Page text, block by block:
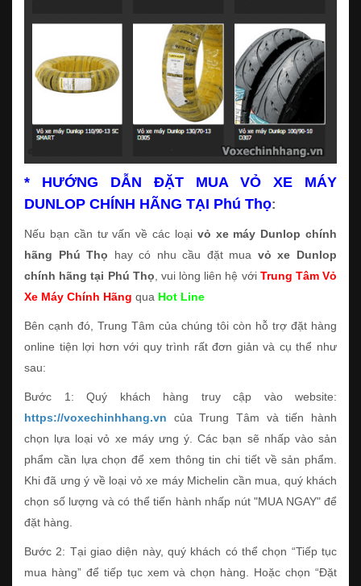
* HƯỚNG DẪN ĐẶT MUA VỎ XE MÁY
DUNLOP CHÍNH HÃNG TẠI Phú Thọ:
Nếu bạn cần tư vấn về các loại vỏ xe máy Dunlop chính
hãng Phú Thọ hay có nhu cầu đặt mua vỏ xe Dunlop
chính hãng tại Phú Thọ, vui lòng liên hệ với Trung Tâm Vỏ
Xe Máy Chính Hãng qua Hot Line
Bên cạnh đó, Trung Tâm của chúng tôi còn hỗ trợ đặt hàng
online tiện lợi hơn với quy trình rất đơn giản và cụ thể như
sau:
Bước 1: Quý khách hàng truy cập vào website:
https://voxechinhhang.vn của Trung Tâm và tiến hành
chọn lựa loại vỏ xe máy ưng ý. Các bạn sẽ nhấp vào sản
phẩm cần lựa chọn để xem thông tin chi tiết về sản phẩm.
Khi đã ưng ý về loại vỏ xe máy Michelin cần mua, quý khách
chọn số lượng và có thể tiến hành nhấp nút "MUA NGAY" để
đặt hàng.
Bước 2: Tại giao diện này, quý khách có thể chọn “Tiếp tục
mua hàng” để tiếp tục xem và chọn hàng. Hoặc chọn “Đặt